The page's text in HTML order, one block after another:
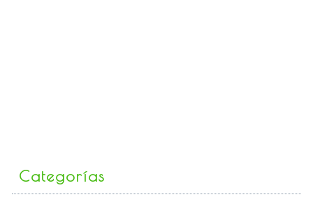
Categorías